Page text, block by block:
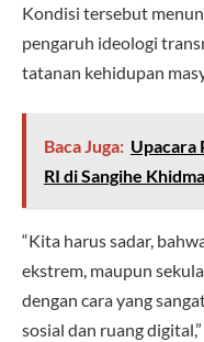
Kondisi tersebut
pengaruh ideologi
tatanan kehidupan
Baca Juga: Upacara
RI di Sangihe
“Kita harus sadar,
ekstrem, maupun
dengan cara yang
sosial dan ruang